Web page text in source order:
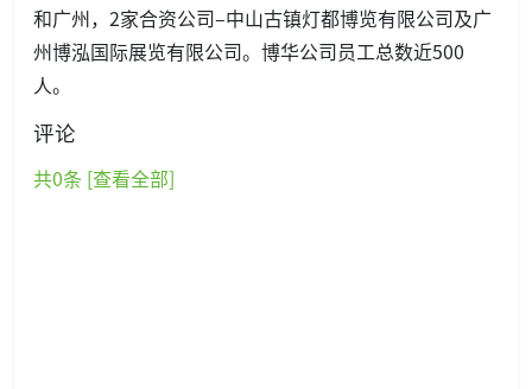
和广州，2家合资公司–中山古镇灯都博览有限公司及广
州博泓国际展览有限公司。博华公司员工总数近500
人。
评论
共0条 [查看全部]